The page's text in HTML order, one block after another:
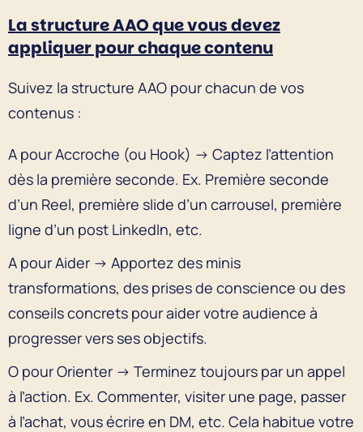
La structure AAO que vous devez
appliquer pour chaque contenu
Suivez la structure AAO pour chacun de vos
contenus :
A pour Accroche (ou Hook) → Captez l’attention
dès la première seconde. Ex. Première seconde
d’un Reel, première slide d’un carrousel, première
ligne d’un post LinkedIn, etc.
A pour Aider → Apportez des minis
transformations, des prises de conscience ou des
conseils concrets pour aider votre audience à
progresser vers ses objectifs.
O pour Orienter → Terminez toujours par un appel
à l’action. Ex. Commenter, visiter une page, passer
à l’achat, vous écrire en DM, etc. Cela habitue votre